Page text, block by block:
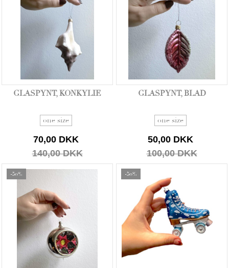
GLASPYNT, KONKYLIE
one size
70,00 DKK
140,00 DKK
GLASPYNT, BLAD
one size
50,00 DKK
100,00 DKK
-50% -50%